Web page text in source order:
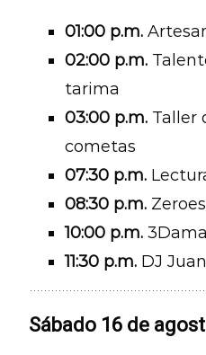
01:00 p.m.
02:00 p.m.
tarima
03:00 p.m. Taller
cometas
07:30 p.m.
08:30 p.m.
10:00 p.m.
11:30 p.m. DJ
Sábado 16 de